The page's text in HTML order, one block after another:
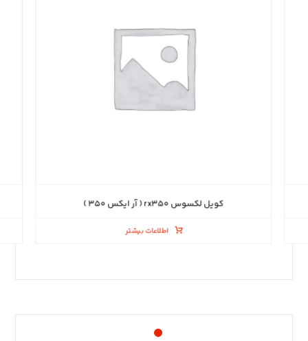
کویل لکسوس rx۳۵۰ ( آر ایکس ۳۵۰ )
اطلاعات بیشتر